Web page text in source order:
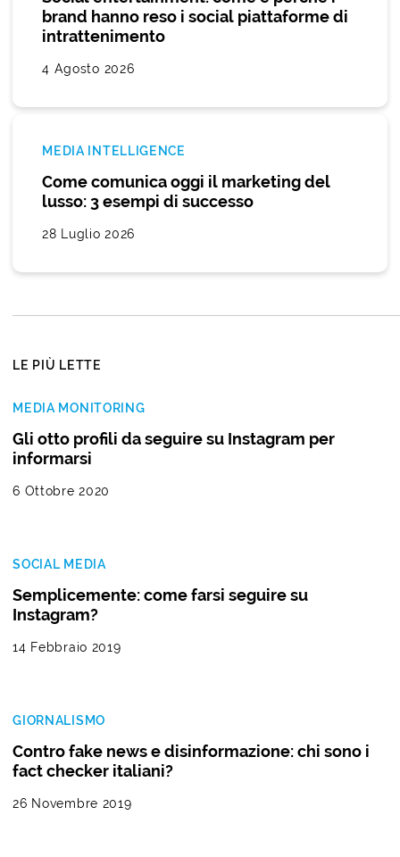
brand hanno reso i social piattaforme di
intrattenimento
4 Agosto 2026
MEDIA INTELLIGENCE
Come comunica oggi il marketing del
lusso: 3 esempi di successo
28 Luglio 2026
LE PIÙ LETTE
MEDIA MONITORING
Gli otto profili da seguire su Instagram per
informarsi
6 Ottobre 2020
SOCIAL MEDIA
Semplicemente: come farsi seguire su
Instagram?
14 Febbraio 2019
GIORNALISMO
Contro fake news e disinformazione: chi sono i
fact checker italiani?
26 Novembre 2019